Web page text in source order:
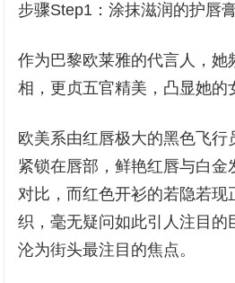
步骤Step1：涂抹滋润的护唇
作为巴黎欧莱雅的代言人，她
相，更贞五官精美，凸显她的
欧美系由红唇极大的黑色飞行
紧锁在唇部，鲜艳红唇与白金
对比，而红色开衫的若隐若现
织，毫无疑问如此引人注目的
沦为街头最注目的焦点。